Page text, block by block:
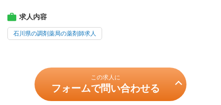
求人内容
石川県の調剤薬局の薬剤師求人
この求人に
フォームで問い合わせる